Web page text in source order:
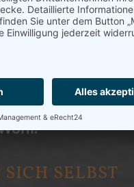
aus
hochwertige
und
wir rundum
SELBST